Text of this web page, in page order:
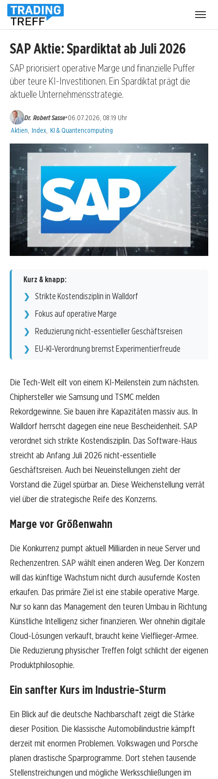
SAP Aktie: Spardiktat ab Juli 2026
SAP priorisiert operative Marge und finanzielle Puffer
über teure KI-Investitionen. Ein Spardiktat prägt die
aktuelle Unternehmensstrategie.
Dr. Robert Sasse•06.07.2026, 08:19 Uhr
Kategorien:
Aktien Index KI & Quantencomputing
Kurz & knapp:
Strikte Kostendisziplin in Walldorf
Fokus auf operative Marge
Reduzierung nicht-essentieller Geschäftsreisen
EU-KI-Verordnung bremst Experimentierfreude
Die Tech-Welt eilt von einem KI-Meilenstein zum nächsten.
Chiphersteller wie Samsung und TSMC melden
Rekordgewinne. Sie bauen ihre Kapazitäten massiv aus. In
Walldorf herrscht dagegen eine neue Bescheidenheit. SAP
verordnet sich strikte Kostendisziplin. Das Software-Haus
streicht ab Anfang Juli 2026 nicht-essentielle
Geschäftsreisen. Auch bei Neueinstellungen zieht der
Vorstand die Zügel spürbar an. Diese Weichenstellung verrät
viel über die strategische Reife des Konzerns.
Marge vor Größenwahn
Die Konkurrenz pumpt aktuell Milliarden in neue Server und
Rechenzentren. SAP wählt einen anderen Weg. Der Konzern
will das künftige Wachstum nicht durch ausufernde Kosten
erkaufen. Das primäre Ziel ist eine stabile operative Marge.
Nur so kann das Management den teuren Umbau in Richtung
Künstliche Intelligenz sicher finanzieren. Wer ohnehin digitale
Cloud-Lösungen verkauft, braucht keine Vielflieger-Armee.
Die Reduzierung physischer Treffen folgt schlicht der eigenen
Produktphilosophie.
Ein sanfter Kurs im Industrie-Sturm
Ein Blick auf die deutsche Nachbarschaft zeigt die Stärke
dieser Position. Die klassische Automobilindustrie kämpft
derzeit mit enormen Problemen. Volkswagen und Porsche
planen drastische Sparprogramme. Dort stehen tausende
Stellenstreichungen und mögliche Werksschließungen im